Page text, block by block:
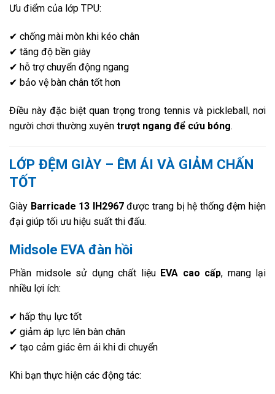
Ưu điểm của lớp TPU:
✔ chống mài mòn khi kéo chân
✔ tăng độ bền giày
✔ hỗ trợ chuyển động ngang
✔ bảo vệ bàn chân tốt hơn
Điều này đặc biệt quan trọng trong tennis và pickleball, nơi
người chơi thường xuyên trượt ngang để cứu bóng.
LỚP ĐỆM GIÀY – ÊM ÁI VÀ GIẢM CHẤN
TỐT
Giày Barricade 13 IH2967được trang bị hệ thống đệm hiện
đại giúp tối ưu hiệu suất thi đấu.
Midsole EVA đàn hồi
Phần midsole sử dụng chất liệu EVA cao cấp, mang lại
nhiều lợi ích:
✔ hấp thụ lực tốt
✔ giảm áp lực lên bàn chân
✔ tạo cảm giác êm ái khi di chuyển
Khi bạn thực hiện các động tác: